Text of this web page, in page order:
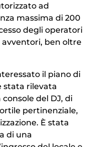
ad
massima di 200
degli operatori
ben oltre
il piano di
stata rilevata
del DJ, di
pertinenziale,
È stata
di una